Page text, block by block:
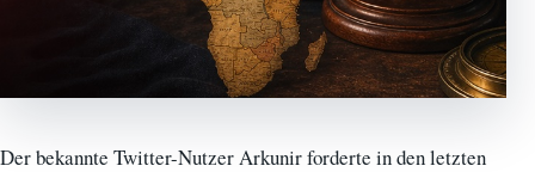
Der bekannte Twitter-Nutzer Arkunir forderte in den letzten